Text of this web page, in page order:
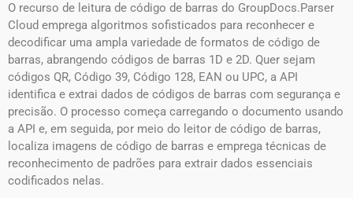
O recurso de leitura de código de barras do GroupDocs.Parser
Cloud emprega algoritmos sofisticados para reconhecer e
decodificar uma ampla variedade de formatos de código de
barras, abrangendo códigos de barras 1D e 2D. Quer sejam
códigos QR, Código 39, Código 128, EAN ou UPC, a API
identifica e extrai dados de códigos de barras com segurança e
precisão. O processo começa carregando o documento usando
a API e, em seguida, por meio do leitor de código de barras,
localiza imagens de código de barras e emprega técnicas de
reconhecimento de padrões para extrair dados essenciais
codificados nelas.